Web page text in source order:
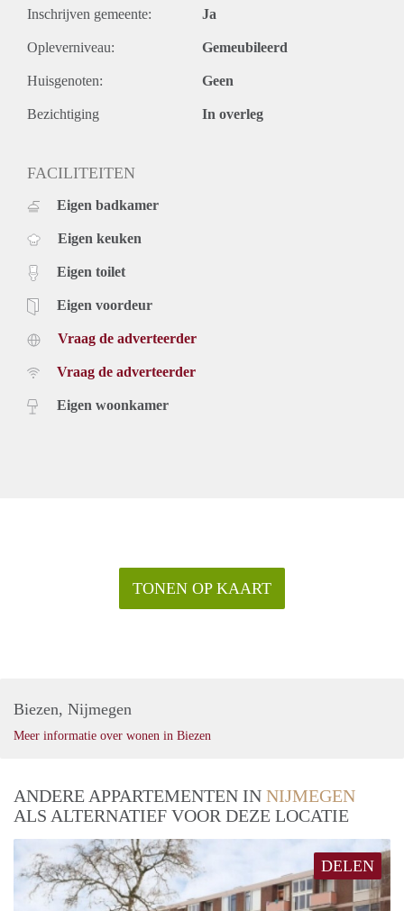
Inschrijven gemeente: Ja
Opleverniveau: Gemeubileerd
Huisgenoten: Geen
Bezichtiging In overleg
FACILITEITEN
Eigen badkamer
Eigen keuken
Eigen toilet
Eigen voordeur
Vraag de adverteerder
Vraag de adverteerder
Eigen woonkamer
TONEN OP KAART
Biezen, Nijmegen
Meer informatie over wonen in Biezen
ANDERE APPARTEMENTEN IN NIJMEGEN
ALS ALTERNATIEF VOOR DEZE LOCATIE
DELEN